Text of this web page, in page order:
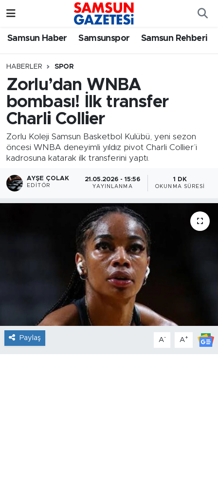
Samsun Haber Samsunspor Samsun Rehberi
HABERLER SPOR
Zorlu’dan WNBA
bombası! İlk transfer
Charli Collier
Zorlu Koleji Samsun Basketbol Kulübü, yeni sezon
öncesi WNBA deneyimli yıldız pivot Charli Collier’i
kadrosuna katarak ilk transferini yaptı.
AYŞE ÇOLAK
EDITÖR
21.05.2026 - 15:56
YAYINLANMA
1 DK
OKUNMA SÜRESI
Paylaş A- A+
Samsun Haber
Samsun Rehberi
Resmi İlanlar
Samsun Nöbetçi Eczaneler
SAMSUN Namaz Vakitleri
Samsun Trafik Yoğunluk Haritası
Süper Lig Puan Durumu ve Fikstür
Tüm Manşetler
Son Dakika Haberleri